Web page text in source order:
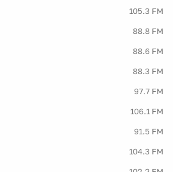
105.3 FM
88.8 FM
88.6 FM
88.3 FM
97.7 FM
106.1 FM
91.5 FM
104.3 FM